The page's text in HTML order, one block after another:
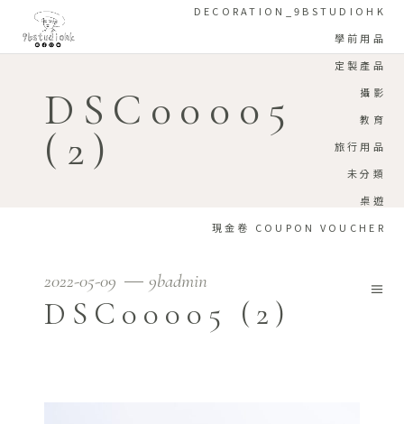
DECORATION_9BSTUDIOHK
學前用品
定製產品
攝影
教育
旅行用品
未分類
桌遊
現金卷 COUPON VOUCHER
DSC00005
(2)
2022-05-09 9badmin
DSC00005 (2)